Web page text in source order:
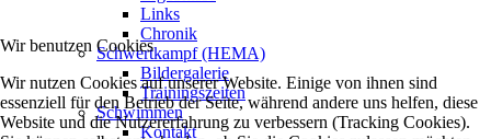
Links
Chronik
Schwertkampf (HEMA)
Bildergalerie
Trainingszeiten
Schwimmen
Kontakt
Wir benutzen Cookies
Wir nutzen Cookies auf unserer Website. Einige von ihnen sind
essenziell für den Betrieb der Seite, während andere uns helfen, diese
Website und die Nutzererfahrung zu verbessern (Tracking Cookies).